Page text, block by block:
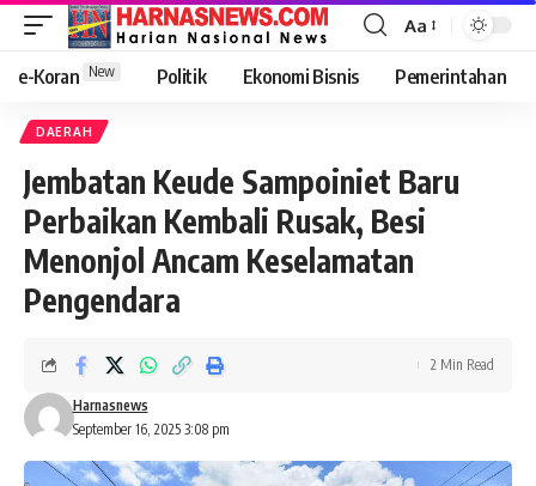
Aa
e-Koran New Politik Ekonomi Bisnis Pemerintahan
DAERAH
Jembatan Keude Sampoiniet Baru
Perbaikan Kembali Rusak, Besi
Menonjol Ancam Keselamatan
Pengendara
September 16, 2025 3:08 pm
Harnasnews
2 Min Read